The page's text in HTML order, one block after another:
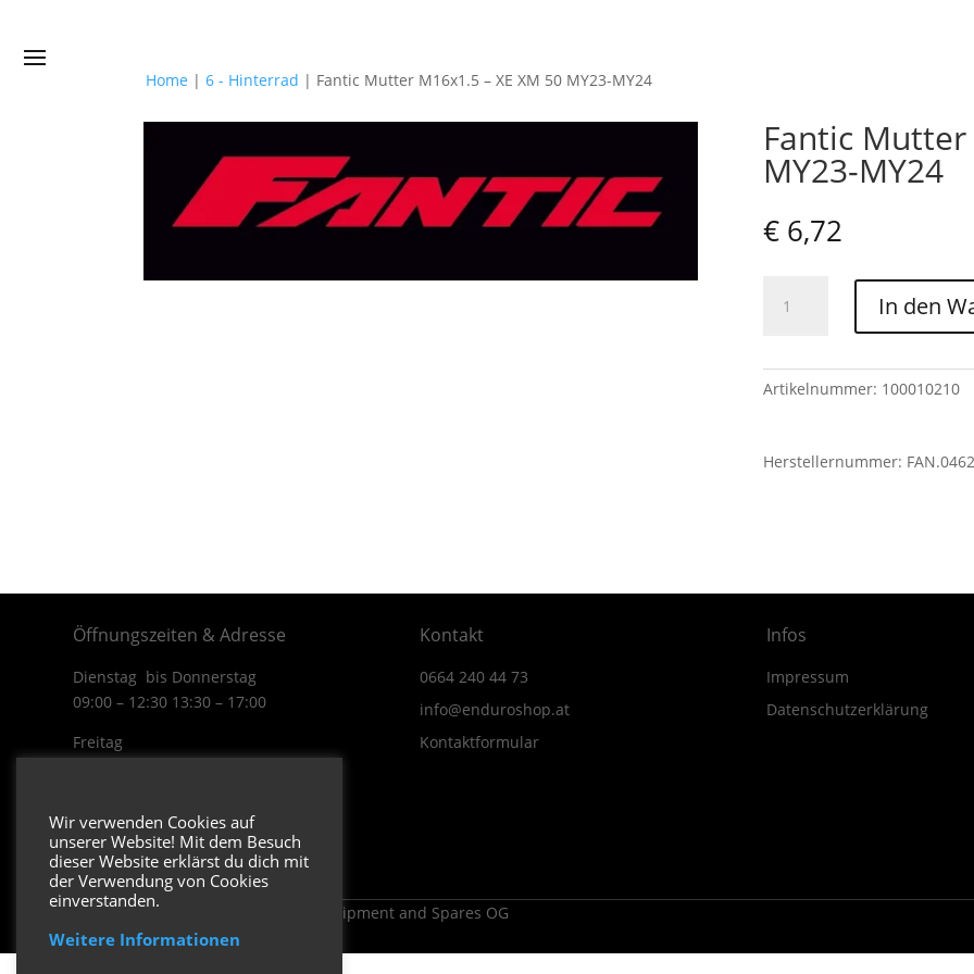
Home |6 - Hinterrad | Fantic Mutter M16x1.5 – XE XM 50 MY23-MY24
Fantic Mutter
MY23-MY24
€6,72
Mutter
XE
MY23-
In den
Artikelnummer: 100010210
Herstellernummer:
Öffnungszeiten & Adresse
Dienstag bis Donnerstag
09:00 – 12:30 13:30 – 17:00
Freitag
3170 Hainfeld
In Google Maps öffnen.
Kontakt
0664 240 44 73
info@enduroshop.at
Kontaktformular
Infos
Impressum
Datenschutzerklärung
Copyright 2026 ENDUROSHOP.at Equipment and Spares OG
Wir verwenden Cookies auf
unserer Website! Mit dem Besuch
dieser Website erklärst du dich mit
der Verwendung von Cookies
einverstanden.
Weitere Informationen